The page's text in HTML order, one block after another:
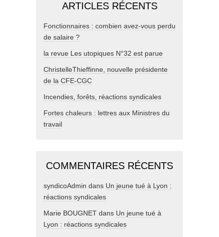
ARTICLES RÉCENTS
Fonctionnaires : combien avez-vous perdu
de salaire ?
la revue Les utopiques N°32 est parue
ChristelleThieffinne, nouvelle présidente
de la CFE-CGC
Incendies, forêts, réactions syndicales
Fortes chaleurs : lettres aux Ministres du
travail
COMMENTAIRES RÉCENTS
syndicoAdmin dans Un jeune tué à Lyon :
réactions syndicales
Marie BOUGNET dans Un jeune tué à
Lyon : réactions syndicales